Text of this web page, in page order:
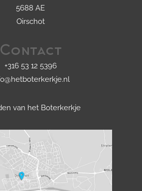
5688 AE
Oirschot
Contact
+316 53 12 5396
van het Boterkerkje